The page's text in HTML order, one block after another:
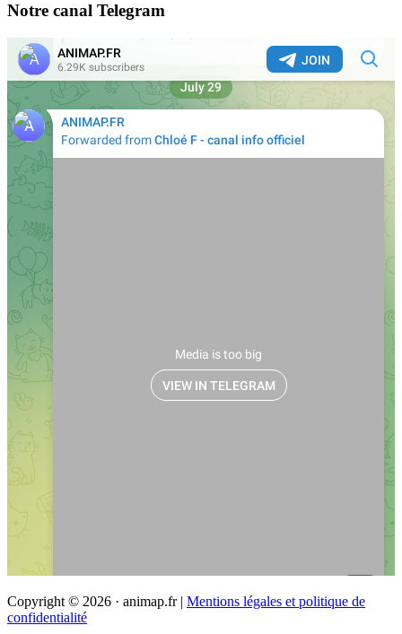
Notre canal Telegram
Copyright © 2026 · animap.fr | Mentions légales et politique de
confidentialité